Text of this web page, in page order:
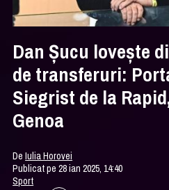
Dan Șucu lovește
de transferuri:
Siegrist de la
Genoa
DeIulia Horovei
Publicat pe 28 ian 2025, 14:40
Sport